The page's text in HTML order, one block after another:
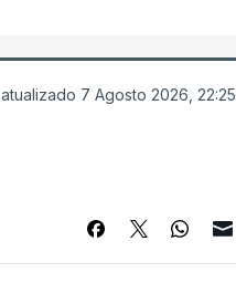
atualizado 7 Agosto 2026, 22:25